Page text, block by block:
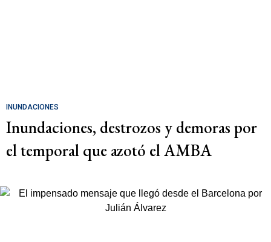
INUNDACIONES
Inundaciones, destrozos y demoras por
el temporal que azotó el AMBA